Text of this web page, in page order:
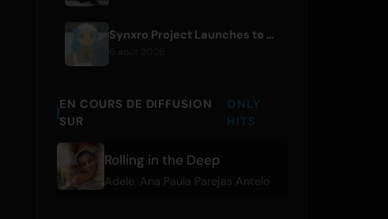
Synxro Project Launches to Create New IP from Fictional Anime Openings
EN COURS DE DIFFUSION
SUR
ONLY
HITS
Rolling in the Deep
Adele Ana Paula Parejas Antelo